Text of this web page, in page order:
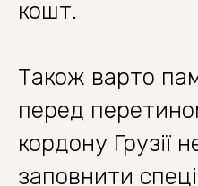
кошт.
Також варто
перед
кордону Грузії
заповнити